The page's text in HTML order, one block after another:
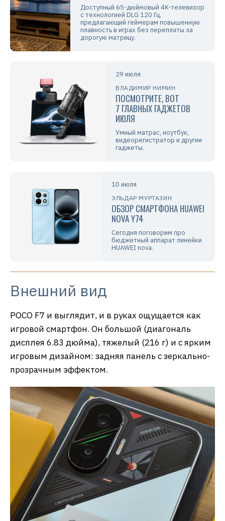
Доступный 65-дюймовый 4K-телевизор
с технологией DLG 120 Гц,
предлагающий геймерам повышенную
плавность в играх без переплаты за
дорогую матрицу.
29 июля
ВЛАДИМИР НИМИН
ПОСМОТРИТЕ, ВОТ
7 ГЛАВНЫХ ГАДЖЕТОВ
ИЮЛЯ
Умный матрас, ноутбук,
видеорегистратор и другие
гаджеты.
10 июля
ЭЛЬДАР МУРТАЗИН
ОБЗОР СМАРТФОНА HUAWEI
NOVA Y74
Сегодня поговорим про
бюджетный аппарат линейки
HUAWEI nova.
Внешний вид
POCO F7 и выглядит, и в руках ощущается как
игровой смартфон. Он большой (диагональ
дисплея 6.83 дюйма), тяжелый (216 г) и с ярким
игровым дизайном: задняя панель с зеркально-
прозрачным эффектом.